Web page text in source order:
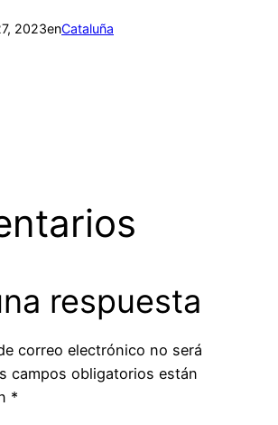
2023enCataluña
respuesta
correo electrónico no será
campos obligatorios están
*